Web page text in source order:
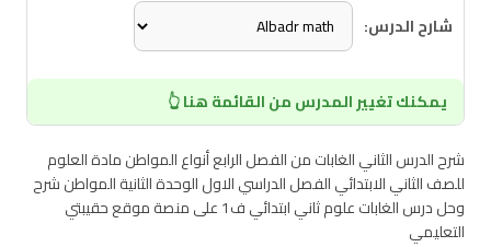
شارح الدرس:
يمكنك تغيير المدرس من القائمة هنا 👆
شرح الدرس الثاني الغابات من الفصل الرابع أنواع المواطن مادة العلوم
للصف الثاني الابتدائي الفصل الدراسي الاول الوحدة الثانية المواطن شرح
وحل درس الغابات علوم ثاني ابتدائي ف1 على منصة موقع حقيبتي
التعليمي